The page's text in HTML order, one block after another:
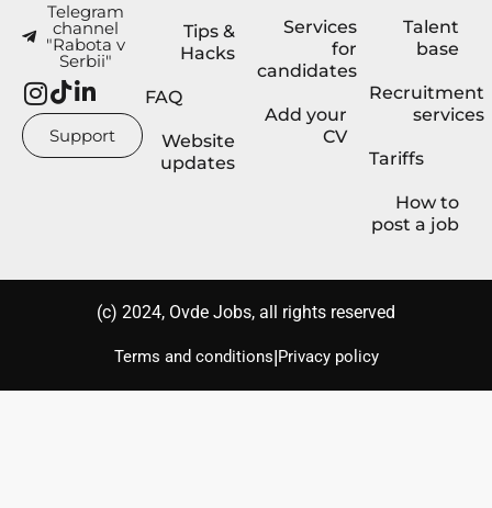
Telegram
channel
"Rabota v
Serbii"
Support
Tips &
Hacks
FAQ
Website
updates
Services
for
candidates
Add your
CV
Talent
base
Recruitment
services
Tariffs
How to
post a job
(с) 2024, Ovde Jobs, all rights reserved
Terms and conditions|Privacy policy